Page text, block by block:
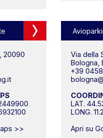
20090
>>
Via della
Bologna,
+39
LAT.
LONG.
Apri su